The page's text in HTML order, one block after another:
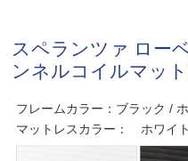
スペランツァ ロー
ンネルコイルマッ
フレームカラー：ブラック /
マットレスカラー： ホワイ